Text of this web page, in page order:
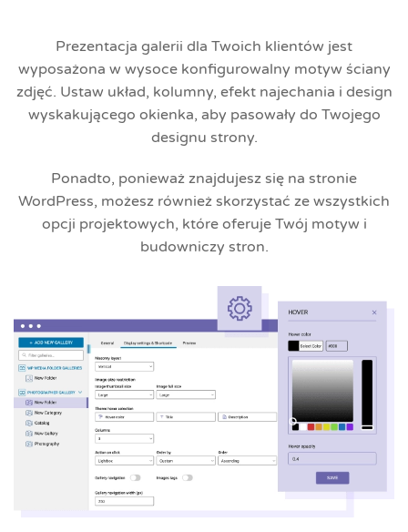
Prezentacja galerii dla Twoich klientów jest
wyposażona w wysoce konfigurowalny motyw ściany
zdjęć. Ustaw układ, kolumny, efekt najechania i design
wyskakującego okienka, aby pasowały do Twojego
designu strony.
Ponadto, ponieważ znajdujesz się na stronie
WordPress, możesz również skorzystać ze wszystkich
opcji projektowych, które oferuje Twój motyw i
budowniczy stron.